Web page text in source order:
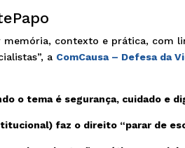
contexto e prática, com
a ComCausa – Defesa da
o tema é segurança, cuidado e
faz o direito “parar de